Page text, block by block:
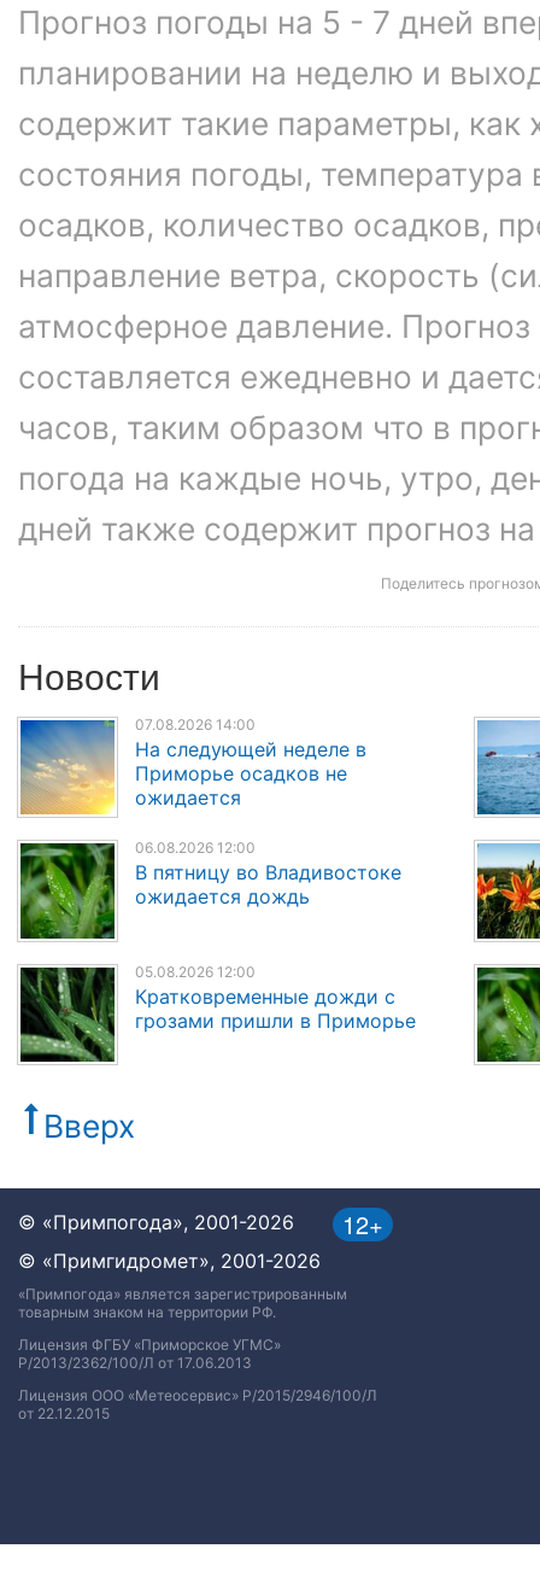
Прогноз погоды на 5 - 7 дней
планировании на неделю и
содержит такие параметры, как
состояния погоды, температура
осадков, количество осадков,
направление ветра, скорость
атмосферное давление.
составляется ежедневно и
часов, таким образом что в
погода на каждые ночь, утро,
дней также содержит прогноз
Поделитесь
Новости
07.08.2026 14:00
На следующей неделе в
Приморье осадков не
ожидается
06.08.2026 12:00
В пятницу во Владивостоке
ожидается дождь
05.08.2026 12:00
Кратковременные дожди с
грозами пришли в Приморье
Вверх
12+
© «Примпогода», 2001-2026
© «Примгидромет», 2001-2026
«Примпогода» является зарегистрированным
товарным знаком на территории РФ.
Лицензия ФГБУ «Приморское УГМС»
Р/2013/2362/100/Л от 17.06.2013
Лицензия ООО «Метеосервис» Р/2015/2946/100/Л
от 22.12.2015